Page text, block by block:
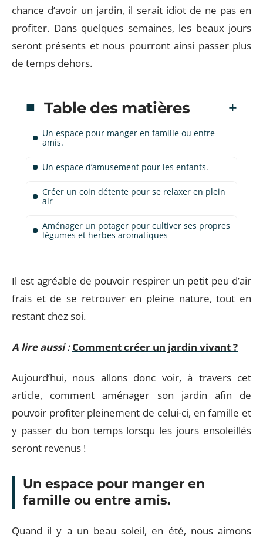
chance d’avoir un jardin, il serait idiot de ne pas en
profiter. Dans quelques semaines, les beaux jours
seront présents et nous pourront ainsi passer plus
de temps dehors.
Table des matières
Un espace pour manger en famille ou entre
amis.
Un espace d’amusement pour les enfants.
Créer un coin détente pour se relaxer en plein
air
Aménager un potager pour cultiver ses propres
légumes et herbes aromatiques
Il est agréable de pouvoir respirer un petit peu d’air
frais et de se retrouver en pleine nature, tout en
restant chez soi.
A lire aussi : Comment créer un jardin vivant ?
Aujourd’hui, nous allons donc voir, à travers cet
article, comment aménager son jardin afin de
pouvoir profiter pleinement de celui-ci, en famille et
y passer du bon temps lorsqu les jours ensoleillés
seront revenus !
Un espace pour manger en
famille ou entre amis.
Quand il y a un beau soleil, en été, nous aimons